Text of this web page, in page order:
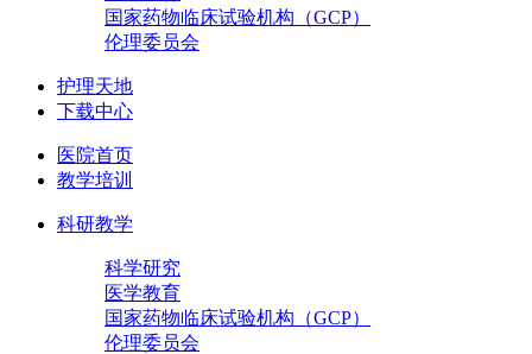
国家药物临床试验机构（GCP）
伦理委员会
护理天地
下载中心
医院首页
教学培训
科研教学
科学研究
医学教育
国家药物临床试验机构（GCP）
伦理委员会